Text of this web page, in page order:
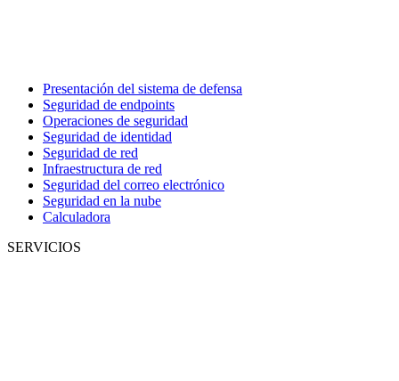
Presentación del sistema de defensa
Seguridad de endpoints
Operaciones de seguridad
Seguridad de identidad
Seguridad de red
Infraestructura de red
Seguridad del correo electrónico
Seguridad en la nube
Calculadora
SERVICIOS